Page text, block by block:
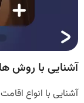
آشنایی با روش
آشنایی با انواع